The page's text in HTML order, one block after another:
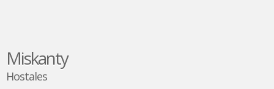
Miskanty
Hostales